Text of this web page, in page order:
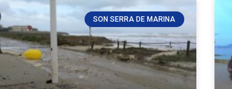
SON SERRA DE MARINA